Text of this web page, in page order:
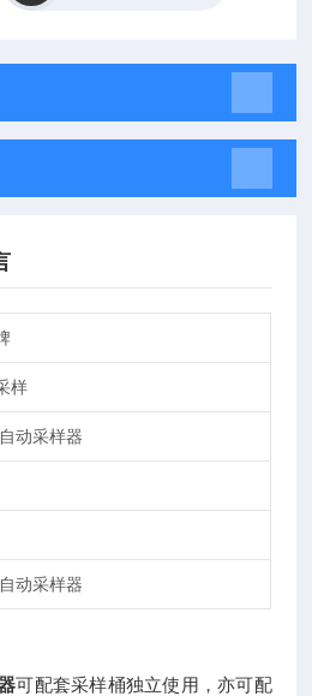
样
动采样器
动采样器
可配套采样桶独立使用，亦可配